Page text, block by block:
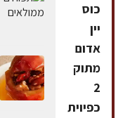
כוס
יין
אדום
מתוק
2
כפיוית